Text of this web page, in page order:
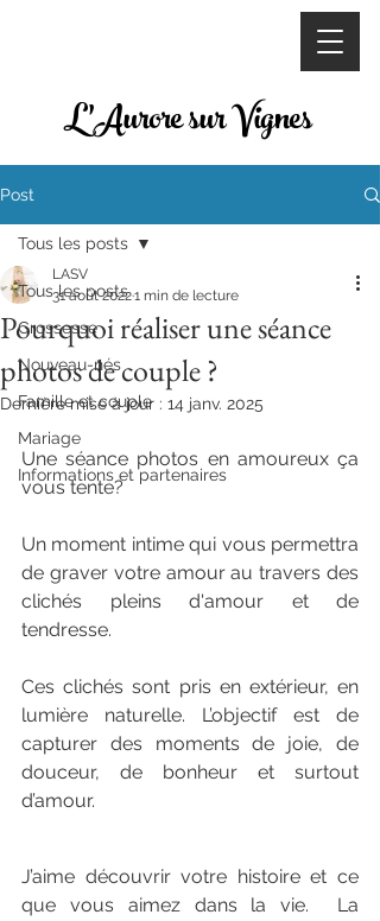
L'Aurore sur Vignes
Post
Tous les posts
Grossesse
Nouveau-nés
Famille et couple
Mariage
Informations et partenaires
Tous les posts
Pourquoi réaliser une séance
photos de couple ?
LASV
31 août 20221 min de lecture
Dernière mise à jour : 14 janv. 2025
Une séance photos en amoureux ça
vous tente?
Un moment intime qui vous permettra
de graver votre amour au travers des
clichés pleins d'amour et de
tendresse.
Ces clichés sont pris en extérieur, en
lumière naturelle. L’objectif est de
capturer des moments de joie, de
douceur, de bonheur et surtout
d’amour.
J’aime découvrir votre histoire et ce
que vous aimez dans la vie.  La